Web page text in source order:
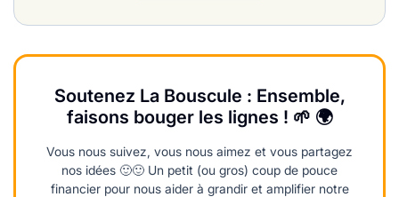
Soutenez La Bouscule : Ensemble,
faisons bouger les lignes ! 🌱 🌍
Vous nous suivez, vous nous aimez et vous partagez
nos idées 🙂🙂 Un petit (ou gros) coup de pouce
financier pour nous aider à grandir et amplifier notre